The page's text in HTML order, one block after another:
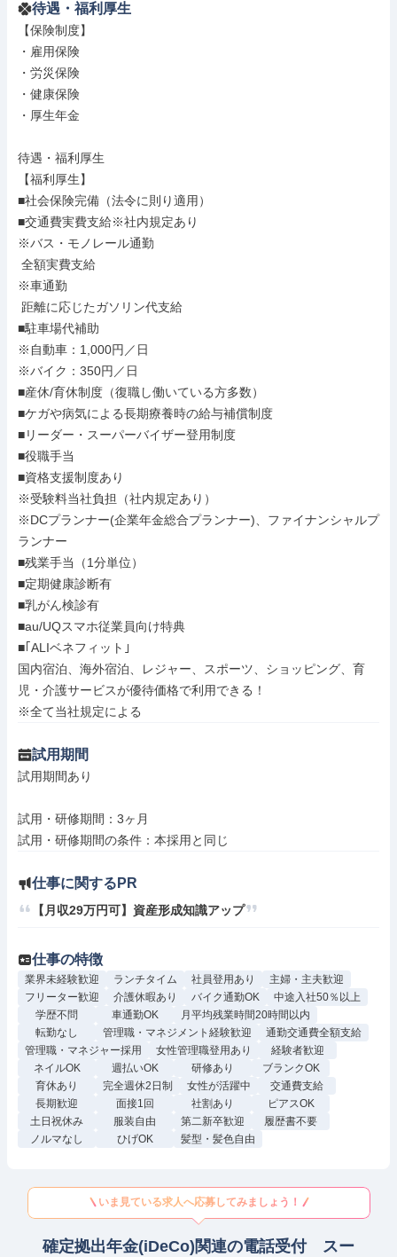
待遇・福利厚生
【保険制度】
・雇用保険
・労災保険
・健康保険
・厚生年金
待遇・福利厚生
【福利厚生】
■社会保険完備（法令に則り適用）
■交通費実費支給※社内規定あり
※バス・モノレール通勤
※車通勤
■駐車場代補助
※自動車：1,000円／日
※バイク：350円／日
■産休/育休制度（復職し働いている方多数）
■ケガや病気による長期療養時の給与補償制度
■リーダー・スーパーバイザー登用制度
■役職手当
■資格支援制度あり
※受験料当社負担（社内規定あり）
※DCプランナー(企業年金総合プランナー)、ファイナンシャルプ
ランナー
■残業手当（1分単位）
■定期健康診断有
■乳がん検診有
■au/UQスマホ従業員向け特典
■｢ALIベネフィット｣
国内宿泊、海外宿泊、レジャー、スポーツ、ショッピング、育
児・介護サービスが優待価格で利用できる！
※全て当社規定による
試用期間
試用期間あり
試用・研修期間：3ヶ月
仕事に関するPR
【月収29万円可】資産形成知識アップ
仕事の特徴
業界未経験歓迎 ランチタイム 社員登用あり
主婦・主夫歓迎
フリーター歓迎
介護休暇あり バイク通勤OK
中途入社50％以上
学歴不問
車通勤OK
月平均残業時間20時間以内
転勤なし
管理職・マネジメント経験歓迎
通勤交通費全額支給
管理職・マネジャー採用
女性管理職登用あり
経験者歓迎
ネイルOK
週払いOK 研修あり
ブランクOK
育休あり
完全週休2日制 女性が活躍中
交通費支給
長期歓迎
面接1回 社割あり
ピアスOK
土日祝休み
服装自由 第二新卒歓迎
履歴書不要
ノルマなし
ひげOK 髪型・髪色自由
いま見ている求人へ応募してみましょう！
確定拠出年金(iDeCo)関連の電話受付 スー